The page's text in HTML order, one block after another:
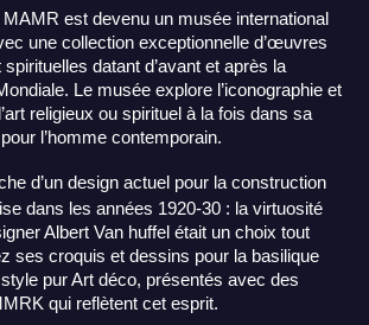
MAMR est devenu un musée international
une collection exceptionnelle d’œuvres
spirituelles datant d’avant et après la
Le musée explore l’iconographie et
religieux ou spirituel à la fois dans sa
l’homme contemporain.
d’un design actuel pour la construction
dans les années 1920-30 : la virtuosité
Albert Van huffel était un choix tout
ses croquis et dessins pour la basilique
pur Art déco, présentés avec des
qui reflètent cet esprit.